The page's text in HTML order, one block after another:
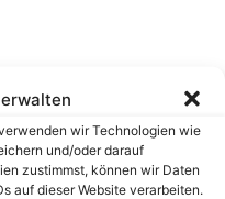
wir Technologien wie
und/oder darauf
zustimmst, können wir Daten
auf dieser Website verarbeiten.